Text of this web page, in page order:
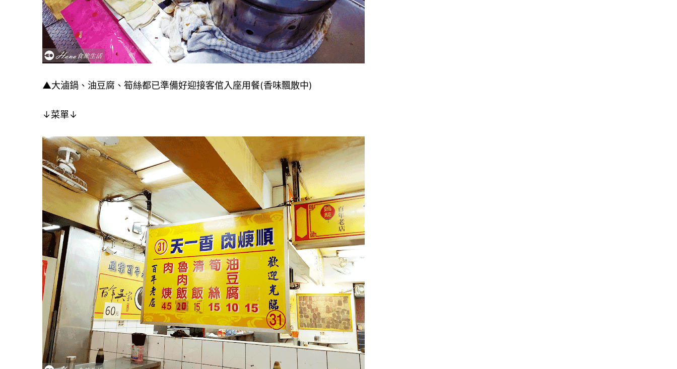
▲大滷鍋、油豆腐、筍絲都已準備好迎接客倌入座用餐(香味飄散中)
↓菜單↓